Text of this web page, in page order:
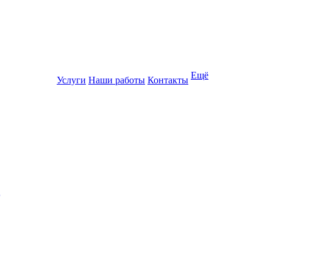
Услуги Наши работы Контакты Ещё